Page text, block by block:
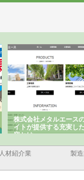
株式会社メタルエース
イトが提供する充実し
容とは
人材紹介業 製